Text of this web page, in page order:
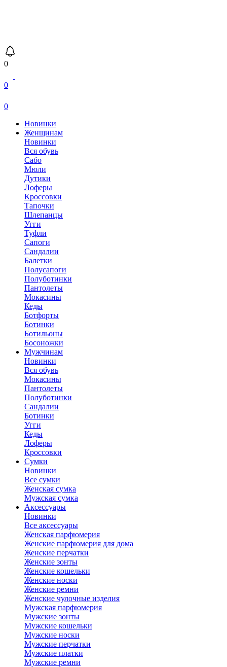
0
0
0
Новинки
Женщинам
Новинки
Вся обувь
Сабо
Мюли
Дутики
Лоферы
Кроссовки
Тапочки
Шлепанцы
Угги
Туфли
Сапоги
Сандалии
Балетки
Полусапоги
Полуботинки
Пантолеты
Мокасины
Кеды
Ботфорты
Ботинки
Ботильоны
Босоножки
Мужчинам
Новинки
Вся обувь
Мокасины
Пантолеты
Полуботинки
Сандалии
Ботинки
Угги
Кеды
Лоферы
Кроссовки
Сумки
Новинки
Все сумки
Женская сумка
Мужская сумка
Аксессуары
Новинки
Все аксессуары
Женская парфюмерия
Женские парфюмерия для дома
Женские перчатки
Женские зонты
Женские кошельки
Женские носки
Женские ремни
Женские чулочные изделия
Мужская парфюмерия
Мужские зонты
Мужские кошельки
Мужские носки
Мужские перчатки
Мужские платки
Мужские ремни